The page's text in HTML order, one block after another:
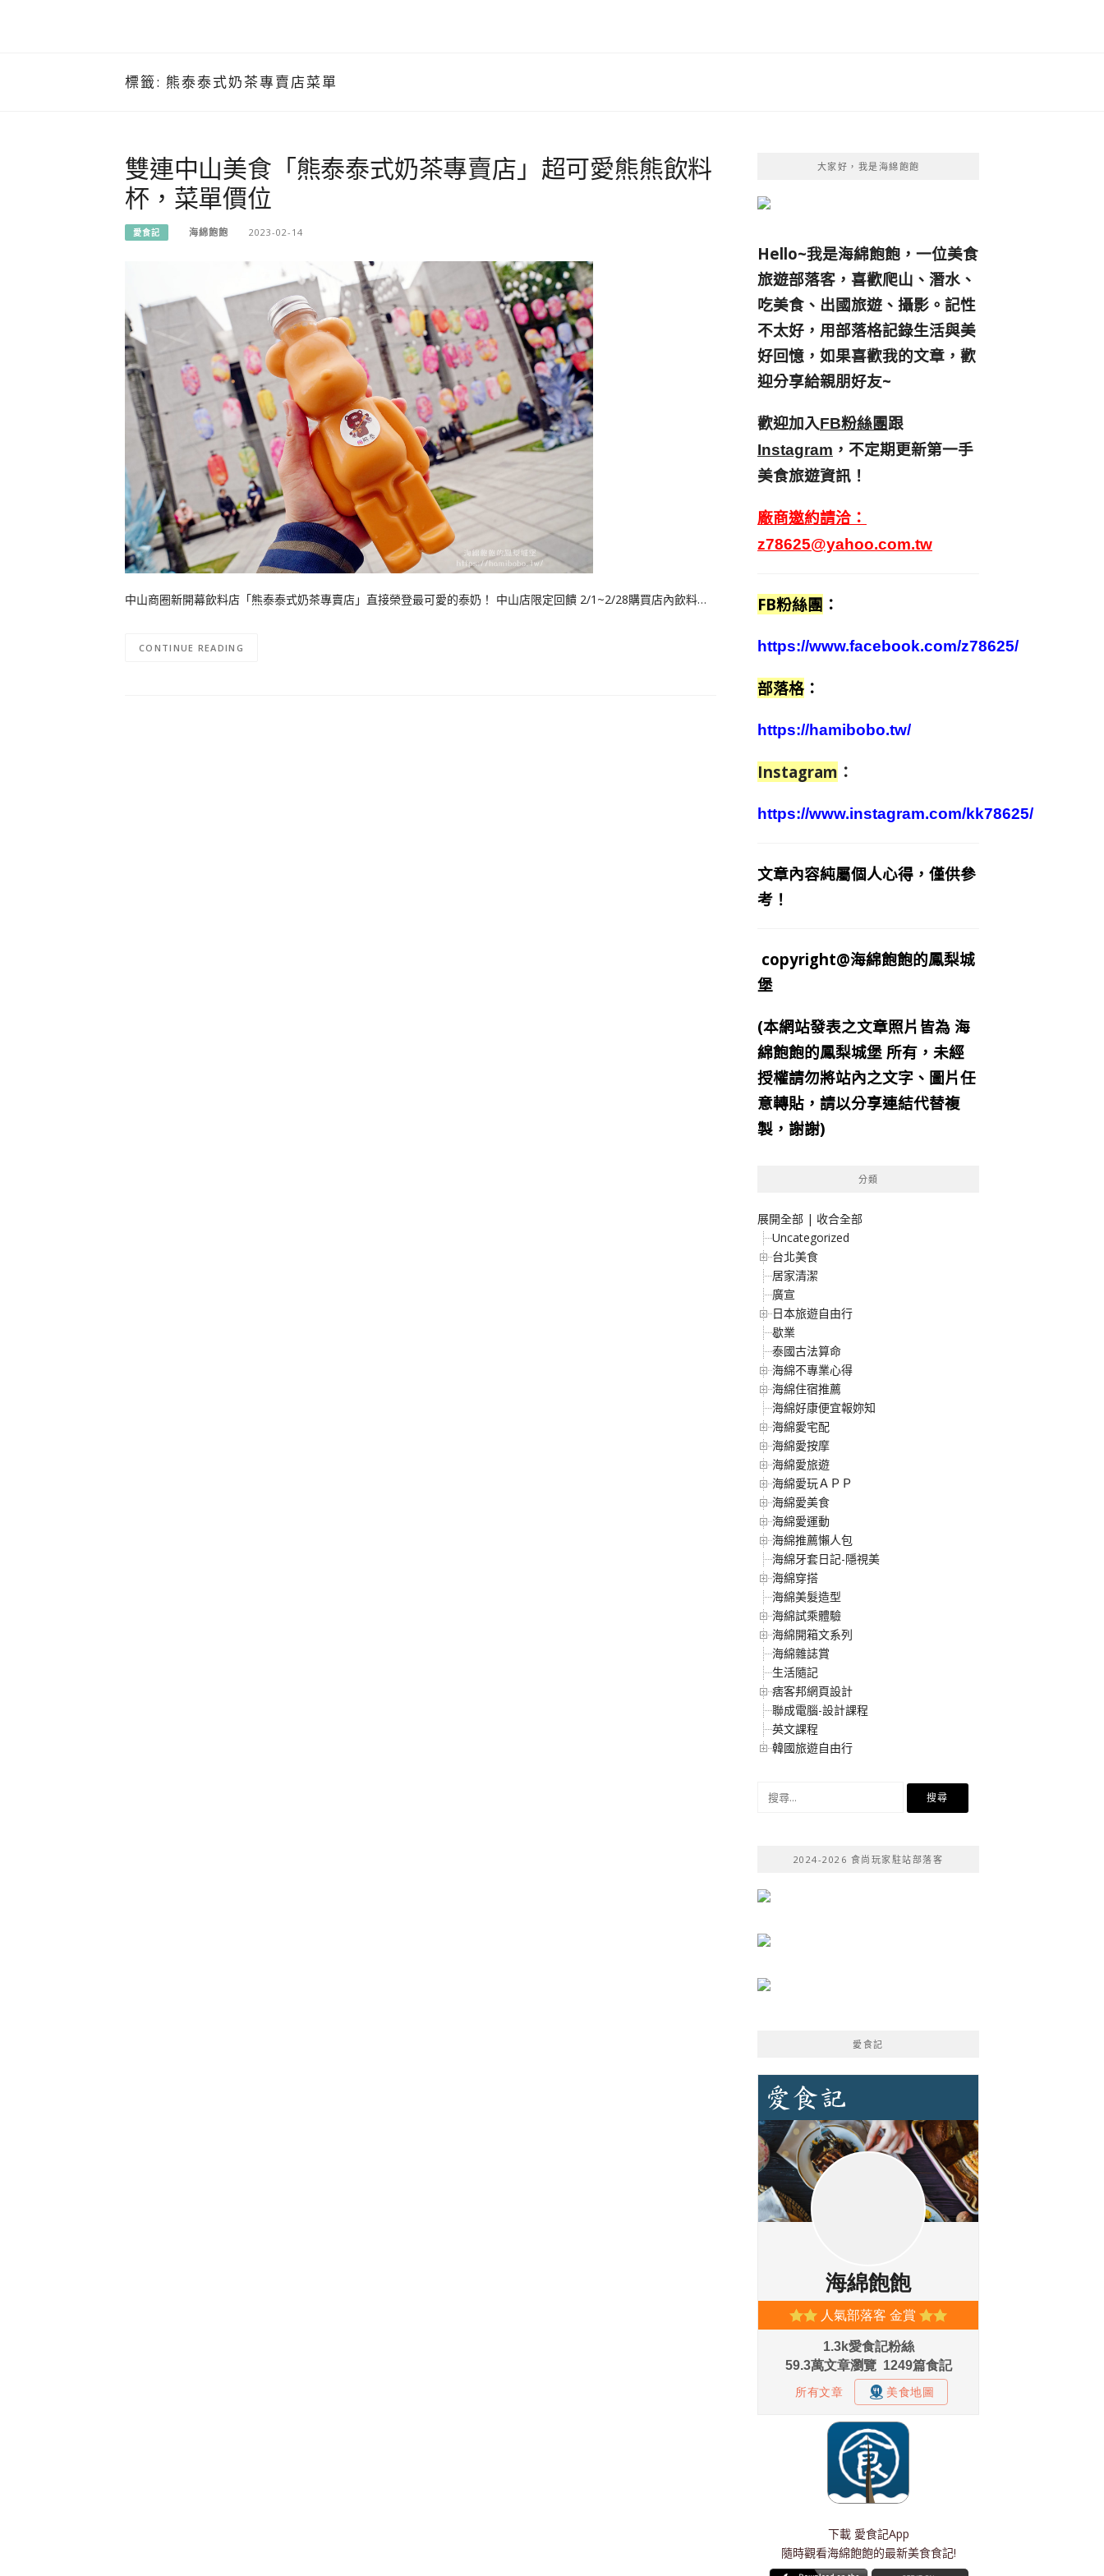
標籤: 熊泰泰式奶茶專賣店菜單
雙連中山美食「熊泰泰式奶茶專賣店」超可愛熊熊飲料
杯，菜單價位
愛食記 海綿飽飽 2023-02-14
中山商圈新開幕飲料店「熊泰泰式奶茶專賣店」直接榮登最可愛的泰奶！ 中山店限定回饋 2/1~2/28購買店內飲料…
CONTINUE READING
大家好，我是海綿飽飽
Hello~我是海綿飽飽，一位美食
旅遊部落客， 喜歡爬山、潛水、
吃美食、出國旅遊、攝影。 記性
不太好，用部落格記錄生活與美
好回憶， 如果喜歡我的文章，歡
迎分享給親朋好友~
歡迎加入FB粉絲團跟
Instagram ，不定期更新第一手
美食旅遊資訊！
廠商邀約請洽：
z78625@yahoo.com.tw
FB粉絲團 ：
https://www.facebook.com/z78625/
部落格 ：
https://hamibobo.tw/
Instagram ：
https://www.instagram.com/kk78625/
文章內容純屬個人心得，僅供參
考！
copyright@海綿飽飽的鳳梨城
堡
(本網站發表之文章照片皆為 海
綿飽飽的鳳梨城堡 所有，未經
授權請勿將站內之文字、圖片任
意轉貼，請以分享連結代替複
製，謝謝)
分類
展開全部 | 收合全部
Uncategorized
台北美食
居家清潔
廣宣
日本旅遊自由行
歇業
泰國古法算命
海綿不專業心得
海綿住宿推薦
海綿好康便宜報妳知
海綿愛宅配
海綿愛按摩
海綿愛旅遊
海綿愛玩ＡＰＰ
海綿愛美食
海綿愛運動
海綿推薦懶人包
海綿牙套日記-隱視美
海綿穿搭
海綿美髮造型
海綿試乘體驗
海綿開箱文系列
海綿雜誌賞
生活隨記
痞客邦網頁設計
聯成電腦-設計課程
英文課程
韓國旅遊自由行
2024-2026 食尚玩家駐站部落客
愛食記
下載 愛食記App
隨時觀看海綿飽飽的最新美食食記!